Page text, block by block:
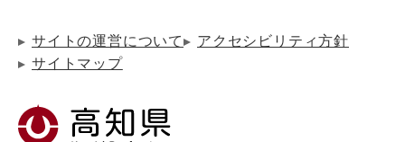
サイトの運営について
アクセシビリティ方針
サイトマップ